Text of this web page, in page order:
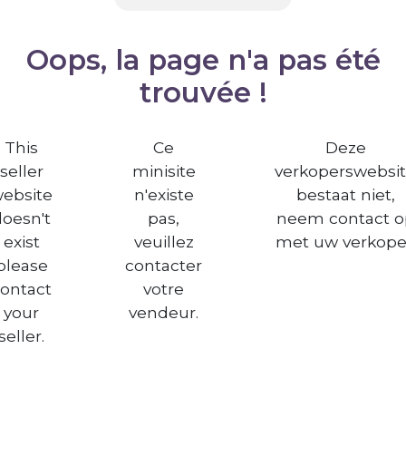
Oops, la page n'a pas été
trouvée !
This
seller
exist
your
Ce
minisite
n'existe
pas,
veuillez
contacter
votre
vendeur.
Deze
bestaat niet,
neem contact
met uw